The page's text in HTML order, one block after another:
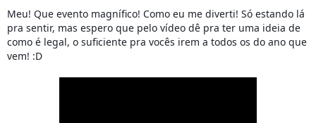
Meu! Que evento magnífico! Como eu me diverti! Só estando lá
pra sentir, mas espero que pelo vídeo dê pra ter uma ideia de
como é legal, o suficiente pra vocês irem a todos os do ano que
vem! :D